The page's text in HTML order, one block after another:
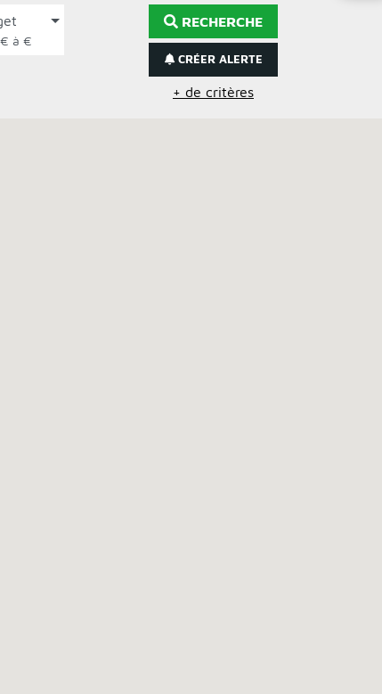
de 0 € à €
RECHERCHE
CRÉER ALERTE
+ de critères